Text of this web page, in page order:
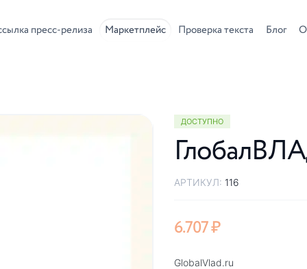
пресс-релиза Маркетплейс Проверка текста Блог О
ДОСТУПНО
АРТИКУЛ: 116
6.707₽
GlobalVlad.ru